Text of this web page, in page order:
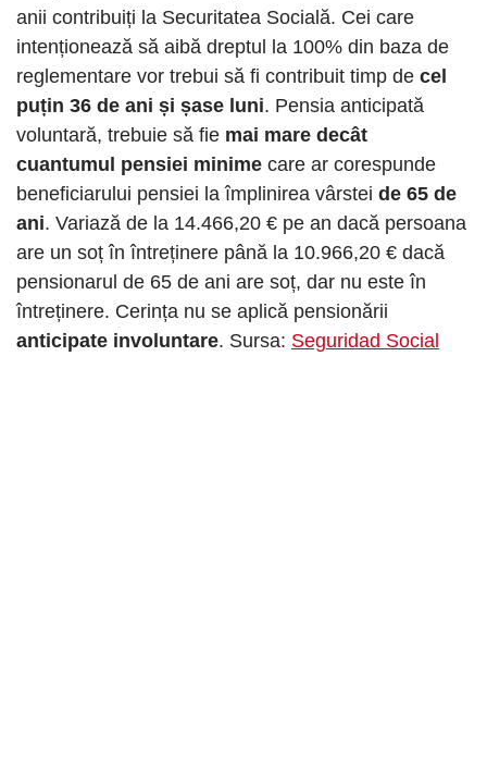
anii contribuiți la Securitatea Socială. Cei care
intenționează să aibă dreptul la 100% din baza de
reglementare vor trebui să fi contribuit timp de cel
puțin 36 de ani și șase luni. Pensia anticipată
voluntară, trebuie să fie mai mare decât
cuantumul pensiei minime care ar corespunde
beneficiarului pensiei la împlinirea vârstei de 65 de
ani. Variază de la 14.466,20 € pe an dacă persoana
are un soț în întreținere până la 10.966,20 € dacă
pensionarul de 65 de ani are soț, dar nu este în
întreținere. Cerința nu se aplică pensionării
anticipate involuntare. Sursa: Seguridad Social